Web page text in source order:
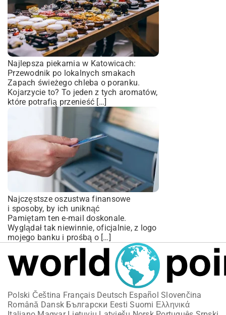
Najlepsza piekarnia w Katowicach:
Przewodnik po lokalnych smakach
Zapach świeżego chleba o poranku.
Kojarzycie to? To jeden z tych aromatów,
które potrafią przenieść […]
Najczęstsze oszustwa finansowe
i sposoby, by ich uniknąć
Pamiętam ten e-mail doskonale.
Wyglądał tak niewinnie, oficjalnie, z logo
mojego banku i prośbą o […]
Polski Čeština Français Deutsch Español Slovenčina
Română Dansk Български Eesti Suomi Ελληνικά